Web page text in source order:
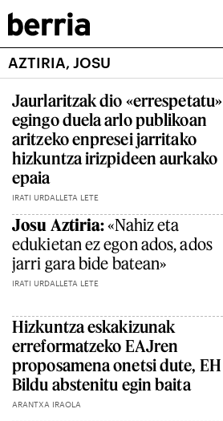
AZTIRIA, JOSU
Jaurlaritzak dio «errespetatu»
egingo duela arlo publikoan
aritzeko enpresei jarritako
hizkuntza irizpideen aurkako
epaia
IRATI URDALLETA LETE
Josu Aztiria:«Nahiz eta
edukietan ez egon ados, ados
jarri gara bide batean»
IRATI URDALLETA LETE
Hizkuntza eskakizunak
erreformatzeko EAJren
proposamena onetsi dute, EH
Bildu abstenitu egin baita
ARANTXA IRAOLA